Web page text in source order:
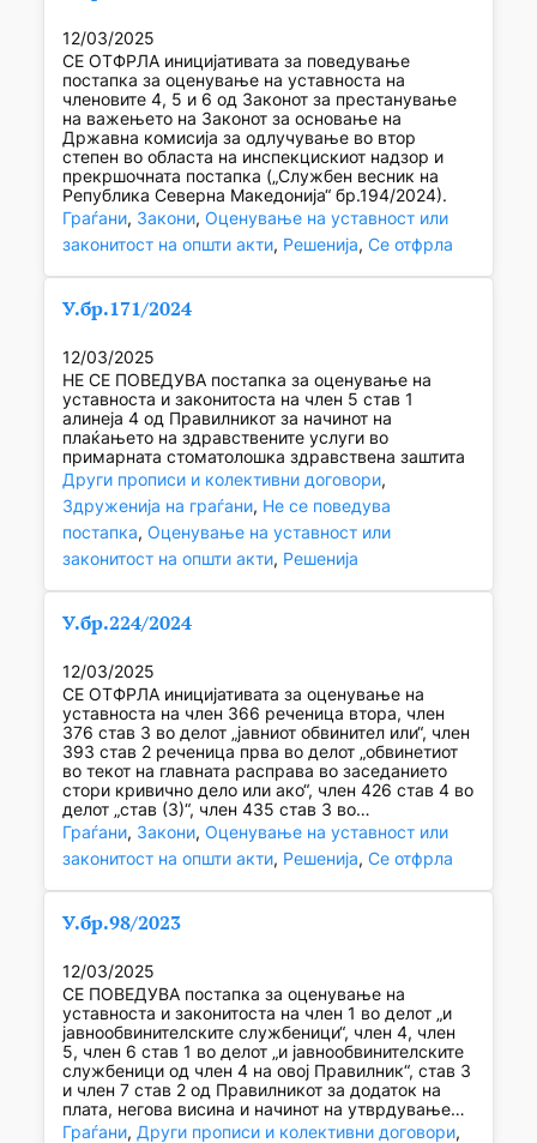
12/03/2025
СЕ ОТФРЛА иницијативата за поведување
постапка за оценување на уставноста на
членовите 4, 5 и 6 од Законот за престанување
на важењето на Законот за основање на
Државна комисија за одлучување во втор
степен во областа на инспекцискиот надзор и
прекршочната постапка („Службен весник на
Репуб­лика Северна Македонија“ бр.194/2024).
Граѓани, Закони, Оценување на уставност или
законитост на општи акти, Решенија, Се отфрла
У.бр.171/2024
12/03/2025
НЕ СЕ ПОВЕДУВА постапка за оценување на
уставноста и законитоста на член 5 став 1
алинеја 4 од Правилникот за начинот на
плаќањето на здравствените услуги во
примарната стоматолошка здравствена заштита
Други прописи и колективни договори
Здруженија на граѓани, Не се поведува
постапка, Оценување на уставност или
законитост на општи акти, Решенија
У.бр.224/2024
12/03/2025
СЕ ОТФРЛА иницијативата за оценување на
уставноста на член 366 реченица втора, член
376 став 3 во делот „јавниот обвинител или“, член
393 став 2 реченица прва во делот „обвинетиот
во текот на главната расправа во заседанието
стори кривично дело или ако“, член 426 став 4 во
делот „став (3)“, член 435 став 3 во…
Граѓани, Закони, Оценување на уставност или
законитост на општи акти, Решенија, Се отфрла
У.бр.98/2023
12/03/2025
СЕ ПОВЕДУВА постапка за оценување на
уставноста и законитоста на член 1 во делот „и
јавнообвинителските службеници“, член 4, член
5, член 6 став 1 во делот „и јавнообвинителските
службеници од член 4 на овој Правилник“, став 3
и член 7 став 2 од Правилникот за додаток на
плата, негова висина и начинот на утврдување…
Граѓани, Други прописи и колективни договори